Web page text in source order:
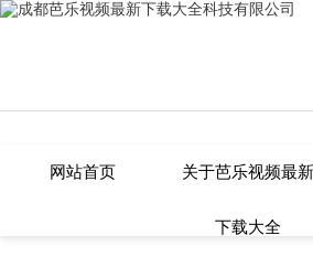
芭乐视频最新下载大
网站首页 关于芭乐视频最新
下载大全